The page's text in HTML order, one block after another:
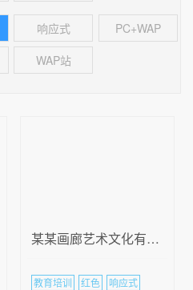
响应式 PC+WAP
WAP站
某某画廊艺术文化有限公司
教育培训 红色 响应式